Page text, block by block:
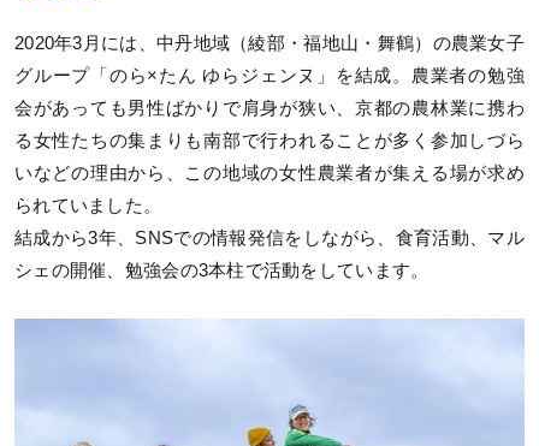
2020年3月には、中丹地域（綾部・福地山・舞鶴）の農業女子
グループ「のら×たん ゆらジェンヌ」を結成。農業者の勉強
会があっても男性ばかりで肩身が狭い、京都の農林業に携わ
る女性たちの集まりも南部で行われることが多く参加しづら
いなどの理由から、この地域の女性農業者が集える場が求め
られていました。
結成から3年、SNSでの情報発信をしながら、食育活動、マル
シェの開催、勉強会の3本柱で活動をしています。